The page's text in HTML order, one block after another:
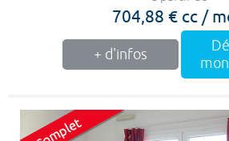
704,88 € cc /
+ d'infos